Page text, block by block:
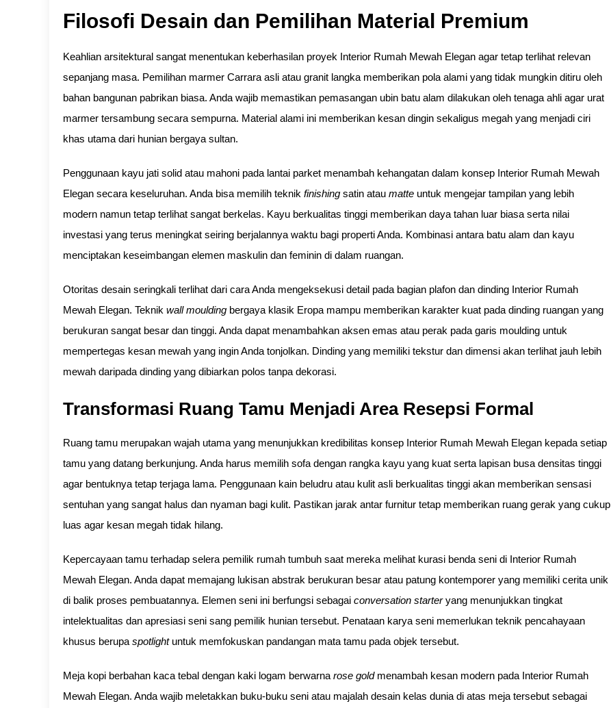
Filosofi Desain dan Pemilihan Material Premium
Keahlian arsitektural sangat menentukan keberhasilan proyek Interior Rumah Mewah Elegan agar tetap terlihat relevan
sepanjang masa. Pemilihan marmer Carrara asli atau granit langka memberikan pola alami yang tidak mungkin ditiru oleh
bahan bangunan pabrikan biasa. Anda wajib memastikan pemasangan ubin batu alam dilakukan oleh tenaga ahli agar urat
marmer tersambung secara sempurna. Material alami ini memberikan kesan dingin sekaligus megah yang menjadi ciri
khas utama dari hunian bergaya sultan.
Penggunaan kayu jati solid atau mahoni pada lantai parket menambah kehangatan dalam konsep Interior Rumah Mewah
Elegan secara keseluruhan. Anda bisa memilih teknik finishing satin atau matte untuk mengejar tampilan yang lebih
modern namun tetap terlihat sangat berkelas. Kayu berkualitas tinggi memberikan daya tahan luar biasa serta nilai
investasi yang terus meningkat seiring berjalannya waktu bagi properti Anda. Kombinasi antara batu alam dan kayu
menciptakan keseimbangan elemen maskulin dan feminin di dalam ruangan.
Otoritas desain seringkali terlihat dari cara Anda mengeksekusi detail pada bagian plafon dan dinding Interior Rumah
Mewah Elegan. Teknik wall moulding bergaya klasik Eropa mampu memberikan karakter kuat pada dinding ruangan yang
berukuran sangat besar dan tinggi. Anda dapat menambahkan aksen emas atau perak pada garis moulding untuk
mempertegas kesan mewah yang ingin Anda tonjolkan. Dinding yang memiliki tekstur dan dimensi akan terlihat jauh lebih
mewah daripada dinding yang dibiarkan polos tanpa dekorasi.
Transformasi Ruang Tamu Menjadi Area Resepsi Formal
Ruang tamu merupakan wajah utama yang menunjukkan kredibilitas konsep Interior Rumah Mewah Elegan kepada setiap
tamu yang datang berkunjung. Anda harus memilih sofa dengan rangka kayu yang kuat serta lapisan busa densitas tinggi
agar bentuknya tetap terjaga lama. Penggunaan kain beludru atau kulit asli berkualitas tinggi akan memberikan sensasi
sentuhan yang sangat halus dan nyaman bagi kulit. Pastikan jarak antar furnitur tetap memberikan ruang gerak yang cukup
luas agar kesan megah tidak hilang.
Kepercayaan tamu terhadap selera pemilik rumah tumbuh saat mereka melihat kurasi benda seni di Interior Rumah
Mewah Elegan. Anda dapat memajang lukisan abstrak berukuran besar atau patung kontemporer yang memiliki cerita unik
di balik proses pembuatannya. Elemen seni ini berfungsi sebagai conversation starteryang menunjukkan tingkat
intelektualitas dan apresiasi seni sang pemilik hunian tersebut. Penataan karya seni memerlukan teknik pencahayaan
khusus berupa spotlightuntuk memfokuskan pandangan mata tamu pada objek tersebut.
Meja kopi berbahan kaca tebal dengan kaki logam berwarna rose goldmenambah kesan modern pada Interior Rumah
Mewah Elegan. Anda wajib meletakkan buku-buku seni atau majalah desain kelas dunia di atas meja tersebut sebagai